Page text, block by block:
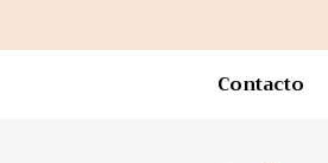
Contacto